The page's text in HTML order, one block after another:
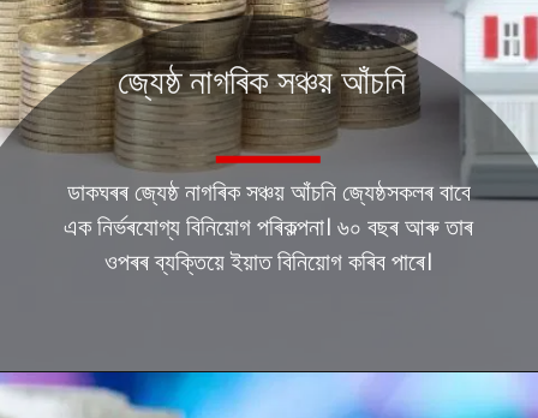
ডাকঘৰৰ জ্যেষ্ঠ নাগৰিক সঞ্চয় আঁচনি জ্যেষ্ঠসকলৰ বাবে
এক নিৰ্ভৰযোগ্য বিনিয়োগ পৰিকল্পনা। ৬০ বছৰ আৰু তাৰ
ওপৰৰ ব্যক্তিয়ে ইয়াত বিনিয়োগ কৰিব পাৰে।
জ্যেষ্ঠ নাগৰিক সঞ্চয় আঁচনি